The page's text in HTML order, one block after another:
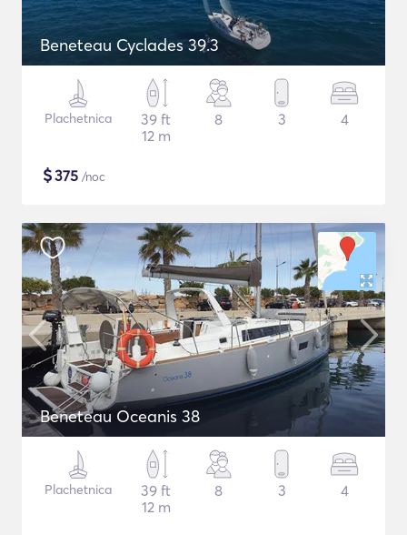
Beneteau Cyclades 39.3
Plachetnica
39 ft
12 m
8 3 4
$375 /noc
Beneteau Oceanis 38
Plachetnica
39 ft
12 m
8 3 4